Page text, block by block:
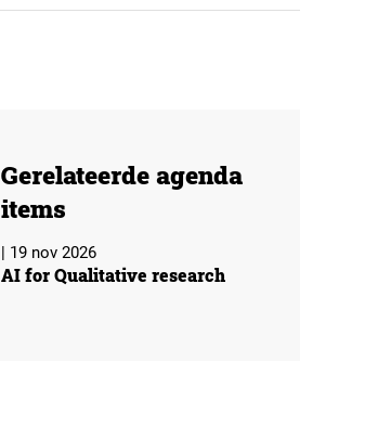
Gerelateerde agenda
items
| 19 nov 2026
AI for Qualitative research